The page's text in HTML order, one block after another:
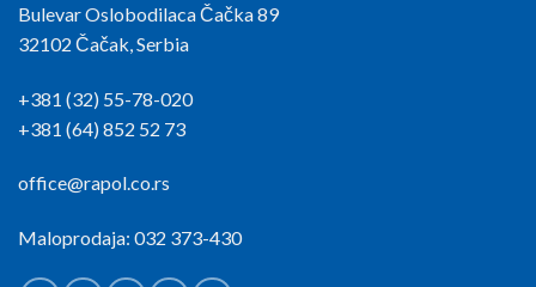
Bulevar Oslobodilaca Čačka 89
32102 Čačak, Serbia
+381 (32) 55-78-020
+381 (64) 852 52 73
office@rapol.co.rs
Maloprodaja: 032 373-430